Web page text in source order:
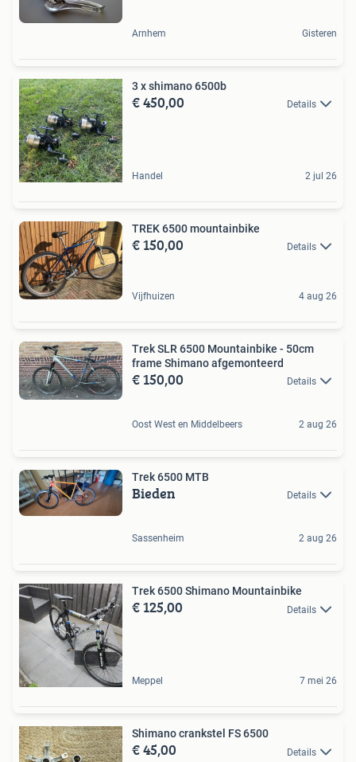
Arnhem Gisteren
3 x shimano 6500b
€ 450,00 Details
Handel 2 jul 26
TREK 6500 mountainbike
€ 150,00 Details
Vijfhuizen 4 aug 26
Trek SLR 6500 Mountainbike - 50cm
frame Shimano afgemonteerd
€ 150,00 Details
Oost West en Middelbeers 2 aug 26
Trek 6500 MTB
Bieden Details
Sassenheim 2 aug 26
Trek 6500 Shimano Mountainbike
€ 125,00 Details
Meppel 7 mei 26
Shimano crankstel FS 6500
€ 45,00 Details